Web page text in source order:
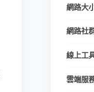
網路大
網路社
線上工
雲端服